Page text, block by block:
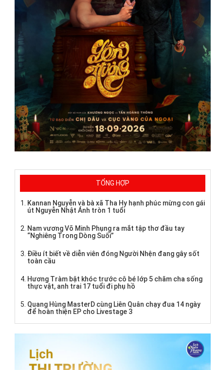
TỔNG HỢP
Kannan Nguyễn và bà xã Tha Hy hạnh phúc mừng con gái
út Nguyễn Nhật Ánh tròn 1 tuổi
Nam vương Võ Minh Phụng ra mắt tập thơ đầu tay
“Nghiêng Trong Dòng Suối”
Điều ít biết về diễn viên đóng Người Nhện đang gây sốt
toàn cầu
Hương Tràm bật khóc trước cô bé lớp 5 chăm cha sống
thực vật, anh trai 17 tuổi đi phụ hồ
Quang Hùng MasterD cùng Liên Quân chạy đua 14 ngày
để hoàn thiện EP cho Livestage 3